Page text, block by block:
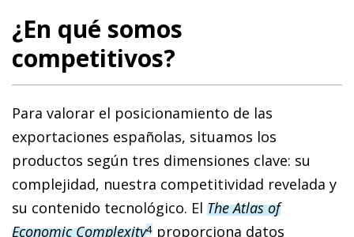
¿En qué somos
competitivos?
Para valorar el posicionamiento de las
exportaciones españolas, situamos los
productos según tres dimensiones clave: su
complejidad, nuestra competitividad revelada y
su contenido tecnológico. El The Atlas of
Economic Complexity4 proporciona datos